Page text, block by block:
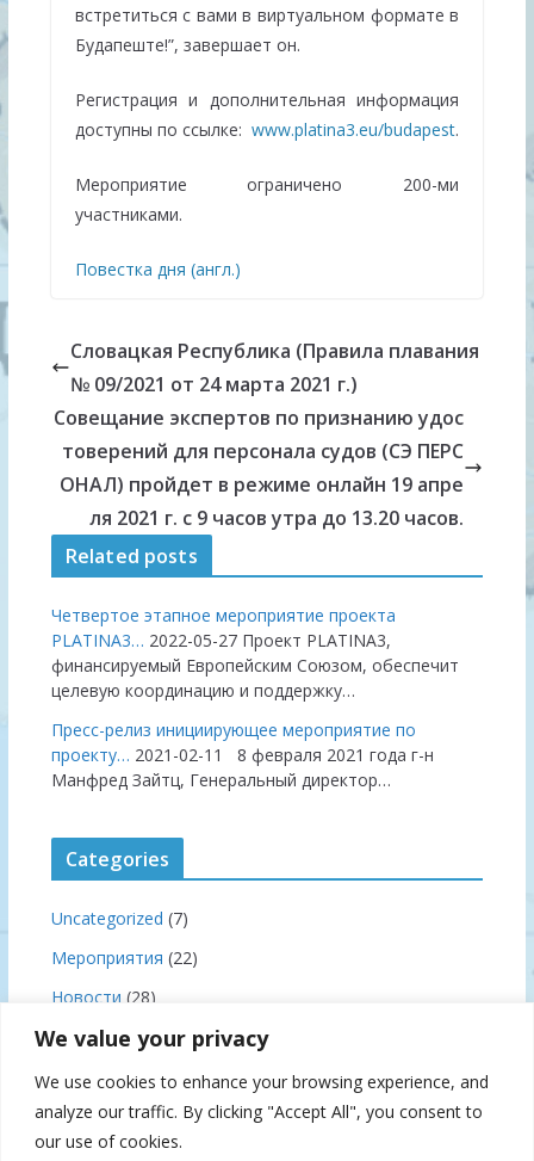
We value your privacy
We use cookies to enhance your browsing experience, and
analyze our traffic. By clicking "Accept All", you consent to
our use of cookies.
встретиться с вами в виртуальном формате в
Будапеште!”, завершает он.
Регистрация и дополнительная информация
доступны по ссылке: www.platina3.eu/budapest.
Мероприятие ограничено 200-ми
участниками.
Повестка дня (англ.)
Словацкaя Республикa (Правила плавания
№ 09/2021 от 24 марта 2021 г.)
Совещание экспертов по признанию удос
товерений для персонала судов (СЭ ПЕРС
ОНАЛ) пройдет в режиме онлайн 19 апре
ля 2021 г. с 9 часов утра до 13.20 часов.
Related posts
Четвертое этапное мероприятие проекта
PLATINA3… 2022-05-27 Проект PLATINA3,
финансируемый Европейским Союзом, обеспечит
целевую координацию и поддержку…
Пресс-релиз инициирующее мероприятие по
проекту… 2021-02-11
8 февраля 2021 года г-н
Манфред Зайтц, Генеральный директор…
Categories
Uncategorized (7)
Мероприятия (22)
Новости (28)
Правила плавания(3)
Совещании(19)
Archives